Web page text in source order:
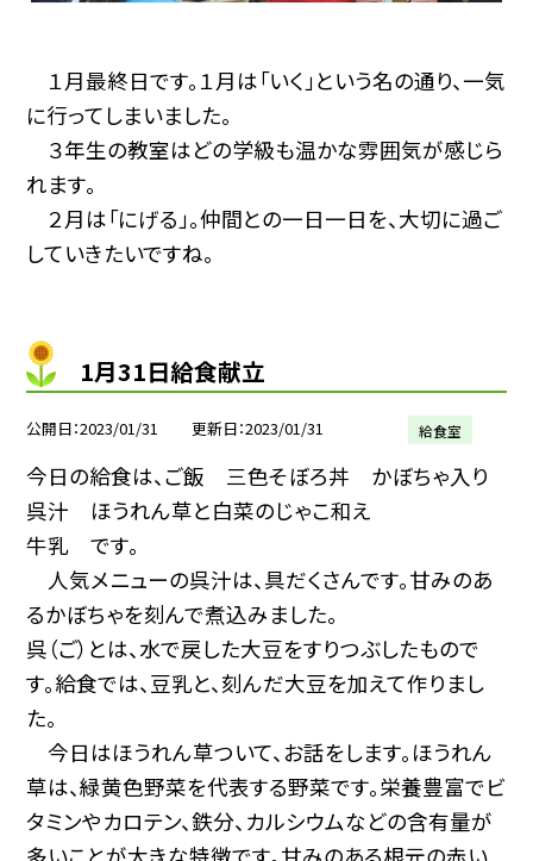
１月最終日です。１月は「いく」という名の通り、一気
に行ってしまいました。
３年生の教室はどの学級も温かな雰囲気が感じら
れます。
２月は「にげる」。仲間との一日一日を、大切に過ご
していきたいですね。
1月31日給食献立
公開日 2023/01/31 更新日 2023/01/31 給食室
今日の給食は、ご飯 三色そぼろ丼 かぼちゃ入り
呉汁 ほうれん草と白菜のじゃこ和え
牛乳 です。
人気メニューの呉汁は、具だくさんです。甘みのあ
るかぼちゃを刻んで煮込みました。
呉（ご）とは、水で戻した大豆をすりつぶしたもので
す。給食では、豆乳と、刻んだ大豆を加えて作りまし
た。
今日はほうれん草ついて、お話をします。ほうれん
草は、緑黄色野菜を代表する野菜です。栄養豊富でビ
タミンやカロテン、鉄分、カルシウムなどの含有量が